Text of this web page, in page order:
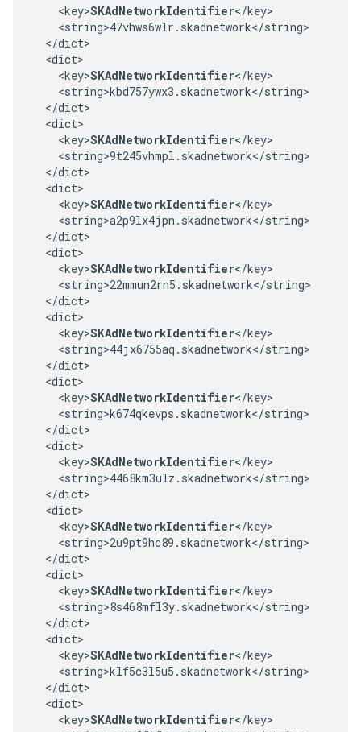
    <key>
SKAdNetworkIdentifier</key>
    <string>47vhws6wlr.skadnetwork</string>
  </dict>
  <dict>
    <key>
SKAdNetworkIdentifier</key>
    <string>kbd757ywx3.skadnetwork</string>
  </dict>
  <dict>
    <key>
SKAdNetworkIdentifier</key>
    <string>9t245vhmpl.skadnetwork</string>
  </dict>
  <dict>
    <key>
SKAdNetworkIdentifier</key>
    <string>a2p9lx4jpn.skadnetwork</string>
  </dict>
  <dict>
    <key>
SKAdNetworkIdentifier</key>
    <string>22mmun2rn5.skadnetwork</string>
  </dict>
  <dict>
    <key>
SKAdNetworkIdentifier</key>
    <string>44jx6755aq.skadnetwork</string>
  </dict>
  <dict>
    <key>
SKAdNetworkIdentifier</key>
    <string>k674qkevps.skadnetwork</string>
  </dict>
  <dict>
    <key>
SKAdNetworkIdentifier</key>
    <string>4468km3ulz.skadnetwork</string>
  </dict>
  <dict>
    <key>
SKAdNetworkIdentifier</key>
    <string>2u9pt9hc89.skadnetwork</string>
  </dict>
  <dict>
    <key>
SKAdNetworkIdentifier</key>
    <string>8s468mfl3y.skadnetwork</string>
  </dict>
  <dict>
    <key>
SKAdNetworkIdentifier</key>
    <string>klf5c3l5u5.skadnetwork</string>
  </dict>
  <dict>
    <key>
SKAdNetworkIdentifier</key>